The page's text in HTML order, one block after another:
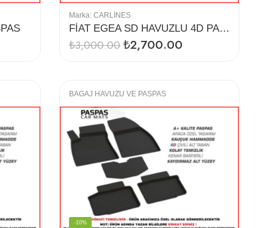
Marka: CARLINES
FİAT EGEA SD HAVUZLU 4D PASPAS TABAN
₺3,000.00₺2,700.00
BAGAJ HAVUZU VE PASPAS
-10%